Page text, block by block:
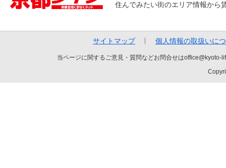
住んでみたい街のエリア情報から
サイトマップ 個人情報の取扱いに
当ページに関するご意見・質問などお問合せは